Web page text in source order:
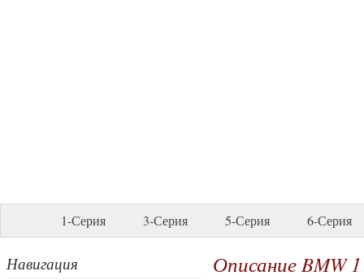
1-Серия 3-Серия 5-Серия 6-Серия
Навигация Описание BMW